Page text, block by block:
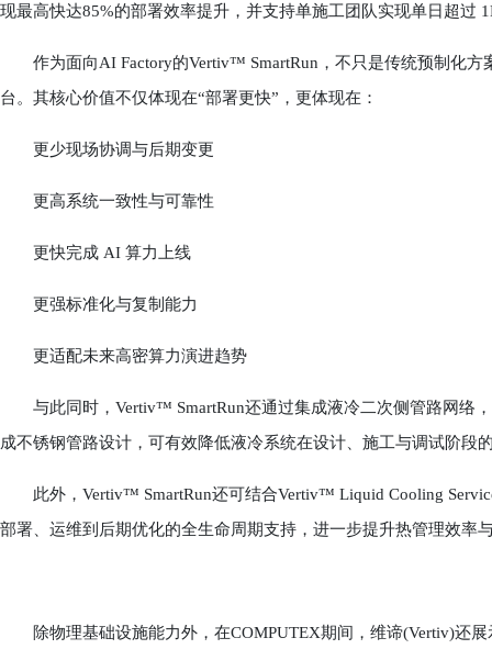
现最高快达85%的部署效率提升，并支持单施工团队实现单日超过
作为面向AI Factory的Vertiv™ SmartRun，不只是传统预制化方
台。其核心价值不仅体现在“部署更快”，更体现在：
更少现场协调与后期变更
更高系统一致性与可靠性
更快完成 AI 算力上线
更强标准化与复制能力
更适配未来高密算力演进趋势
与此同时，Vertiv™ SmartRun还通过集成液冷二次侧管路网络
成不锈钢管路设计，可有效降低液冷系统在设计、施工与调试阶
此外，Vertiv™ SmartRun还可结合Vertiv™ Liquid Cooling
部署、运维到后期优化的全生命周期支持，进一步提升热管理效率
除物理基础设施能力外，在COMPUTEX期间，维谛(Vertiv)还展